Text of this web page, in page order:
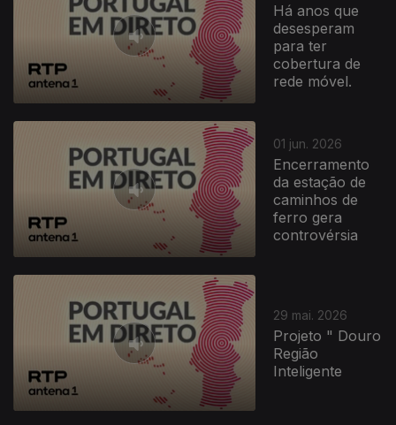
Há anos que
desesperam
para ter
cobertura de
rede móvel.
01 jun. 2026
Encerramento
da estação de
caminhos de
ferro gera
controvérsia
29 mai. 2026
Projeto " Douro
Região
Inteligente